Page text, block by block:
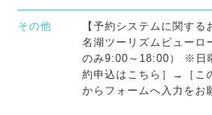
その他
【予約システムに関す
名湖ツーリズムビューロ
のみ9:00～18:00） ※日
約申込はこちら］→［こ
からフォームへ入力をお